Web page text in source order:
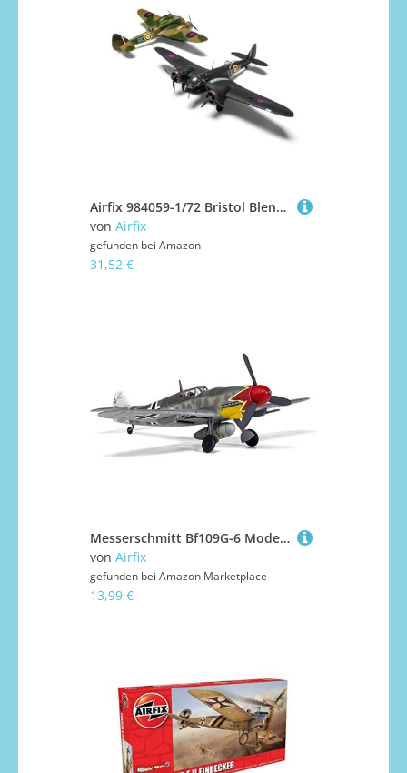
Airfix 984059-1/72 Bristol Blenheim Mk.IF - Maßstab 1:72
von Airfix
gefunden bei Amazon
31,52 €
Messerschmitt Bf109G-6 Modellbausatz
von Airfix
gefunden bei Amazon Marketplace
13,99 €